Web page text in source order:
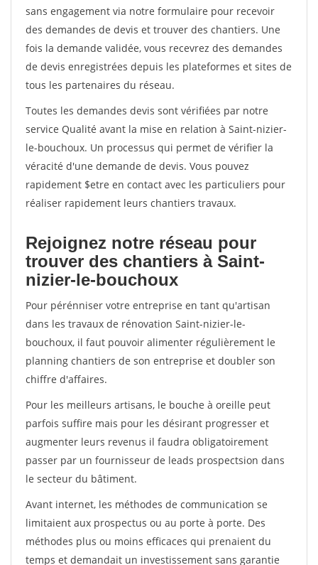
sans engagement via notre formulaire pour recevoir
des demandes de devis et trouver des chantiers. Une
fois la demande validée, vous recevrez des demandes
de devis enregistrées depuis les plateformes et sites de
tous les partenaires du réseau.
Toutes les demandes devis sont vérifiées par notre
service Qualité avant la mise en relation à Saint-nizier-
le-bouchoux. Un processus qui permet de vérifier la
véracité d'une demande de devis. Vous pouvez
rapidement $etre en contact avec les particuliers pour
réaliser rapidement leurs chantiers travaux.
Rejoignez notre réseau pour
trouver des chantiers à Saint-
nizier-le-bouchoux
Pour pérénniser votre entreprise en tant qu'artisan
dans les travaux de rénovation Saint-nizier-le-
bouchoux, il faut pouvoir alimenter régulièrement le
planning chantiers de son entreprise et doubler son
chiffre d'affaires.
Pour les meilleurs artisans, le bouche à oreille peut
parfois suffire mais pour les désirant progresser et
augmenter leurs revenus il faudra obligatoirement
passer par un fournisseur de leads prospectsion dans
le secteur du bâtiment.
Avant internet, les méthodes de communication se
limitaient aux prospectus ou au porte à porte. Des
méthodes plus ou moins efficaces qui prenaient du
temps et demandait un investissement sans garantie